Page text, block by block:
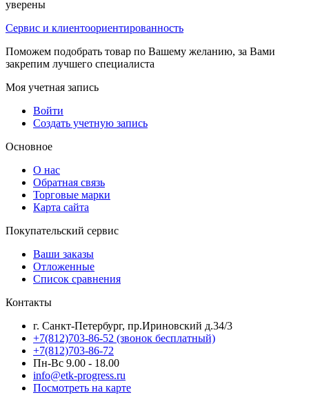
уверены
Сервис и клиентоориентированность
Поможем подобрать товар по Вашему желанию, за Вами
закрепим лучшего специалиста
Моя учетная запись
Войти
Создать учетную запись
Основное
О нас
Обратная связь
Торговые марки
Карта сайта
Покупательский сервис
Ваши заказы
Отложенные
Список сравнения
Контакты
г. Санкт-Петербург, пр.Ириновский д.34/3
+7(812)703-86-52 (звонок бесплатный)
+7(812)703-86-72
Пн-Вс 9.00 - 18.00
info@etk-progress.ru
Посмотреть на карте